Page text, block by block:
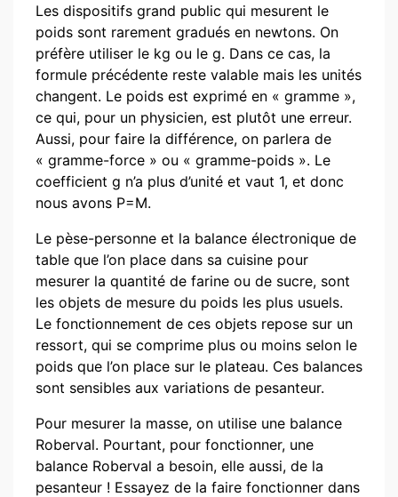
Les dispositifs grand public qui mesurent le
poids sont rarement gradués en newtons. On
préfère utiliser le kg ou le g. Dans ce cas, la
formule précédente reste valable mais les unités
changent. Le poids est exprimé en « gramme »,
ce qui, pour un physicien, est plutôt une erreur.
Aussi, pour faire la différence, on parlera de
« gramme-force » ou « gramme-poids ». Le
coefficient g n’a plus d’unité et vaut 1, et donc
nous avons P=M.
Le pèse-personne et la balance électronique de
table que l’on place dans sa cuisine pour
mesurer la quantité de farine ou de sucre, sont
les objets de mesure du poids les plus usuels.
Le fonctionnement de ces objets repose sur un
ressort, qui se comprime plus ou moins selon le
poids que l’on place sur le plateau. Ces balances
sont sensibles aux variations de pesanteur.
Pour mesurer la masse, on utilise une balance
Roberval. Pourtant, pour fonctionner, une
balance Roberval a besoin, elle aussi, de la
pesanteur ! Essayez de la faire fonctionner dans